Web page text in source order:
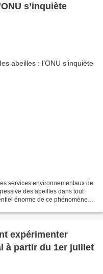
s’inquiète
services environnementaux de
des abeilles dans tout
énorme de ce phénomène
expérimenter
à partir du 1er juillet